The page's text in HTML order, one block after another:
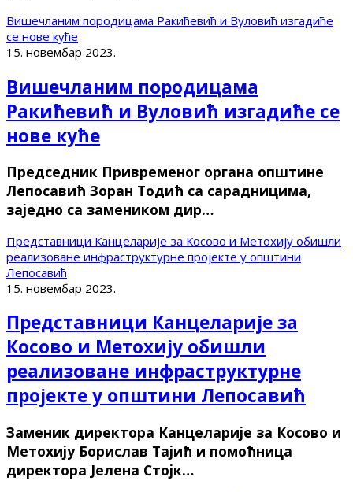
Вишечланим породицама Ракићевић и Вуловић изгадиће
се нове куће
15. новембар 2023.
Вишечланим породицама
Ракићевић и Вуловић изгадиће се
нове куће
Председник Привременог органа општине
Лепосавић Зоран Тодић са сарадницима,
заједно са замеником дир…
Представници Канцеларије за Косово и Метохију обишли
реализоване инфраструктурне пројекте у општини
Лепосавић
15. новембар 2023.
Представници Канцеларије за
Косово и Метохију обишли
реализоване инфраструктурне
пројекте у општини Лепосавић
Заменик директора Канцеларије за Косово и
Метохију Борислав Тајић и помоћница
директора Јелена Стојк…